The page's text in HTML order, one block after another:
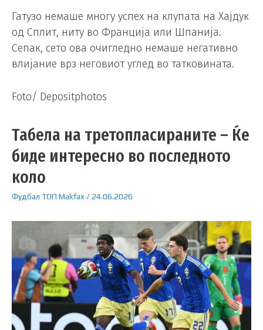
Гатузо немаше многу успех на клупата на Хајдук
од Сплит, ниту во Франција или Шпанија.
Сепак, сето ова очигледно немаше негативно
влијание врз неговиот углед во татковината.
Foto/ Depositphotos
Табела на третопласираните – Ќе
биде интересно во последното
коло
Фудбал ТОП Makfax /24.06.2026